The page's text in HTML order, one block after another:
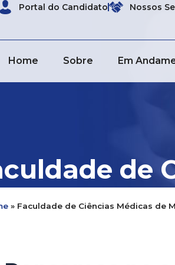
Portal do Candidato Nossos
Home Sobre Em
de
» Faculdade de Ciências Médicas de